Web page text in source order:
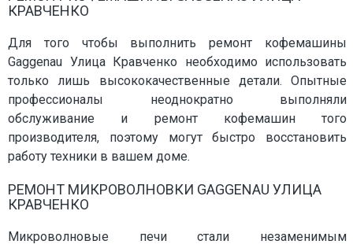
КРАВЧЕНКО
Для того чтобы выполнить ремонт кофемашины
Gaggenau Улица Кравченко необходимо использовать
только лишь высококачественные детали. Опытные
профессионалы неоднократно выполняли
обслуживание и ремонт кофемашин того
производителя, поэтому могут быстро восстановить
работу техники в вашем доме.
РЕМОНТ МИКРОВОЛНОВКИ GAGGENAU УЛИЦА
КРАВЧЕНКО
Микроволновые печи стали незаменимым